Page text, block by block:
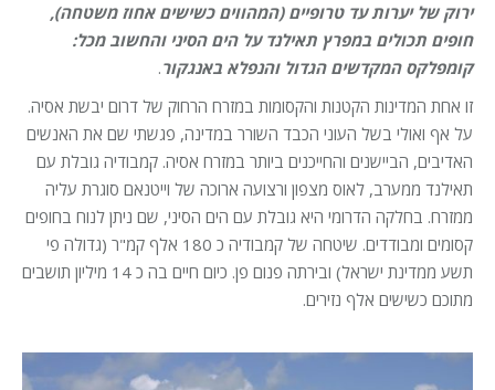
ירוק של יערות עד טרופיים (המהווים כשישים אחוז משטחה),
חופים תכולים במפרץ תאילנד על הים הסיני והחשוב מכל:
קומפלקס המקדשים הגדול והנפלא באנגקור.
זו אחת המדינות הקטנות והקסומות במזרח הרחוק של דרום יבשת אסיה.
על אף ואולי בשל העוני הכבד השורר במדינה, פגשתי שם את האנשים
האדיבים, הביישנים והחייכנים ביותר במזרח אסיה. קמבודיה גובלת עם
תאילנד ממערב, לאוס מצפון ורצועה ארוכה של וייטנאם סוגרת עליה
ממזרח. בחלקה הדרומי היא גובלת עם הים הסיני, שם ניתן לנוח בחופים
קסומים ומבודדים. שיטחה של קמבודיה כ 180 אלף קמ"ר (גדולה פי
תשע ממדינת ישראל) ובירתה פנום פן. כיום חיים בה כ 14 מיליון תושבים
מתוכם כשישים אלף נזירים.